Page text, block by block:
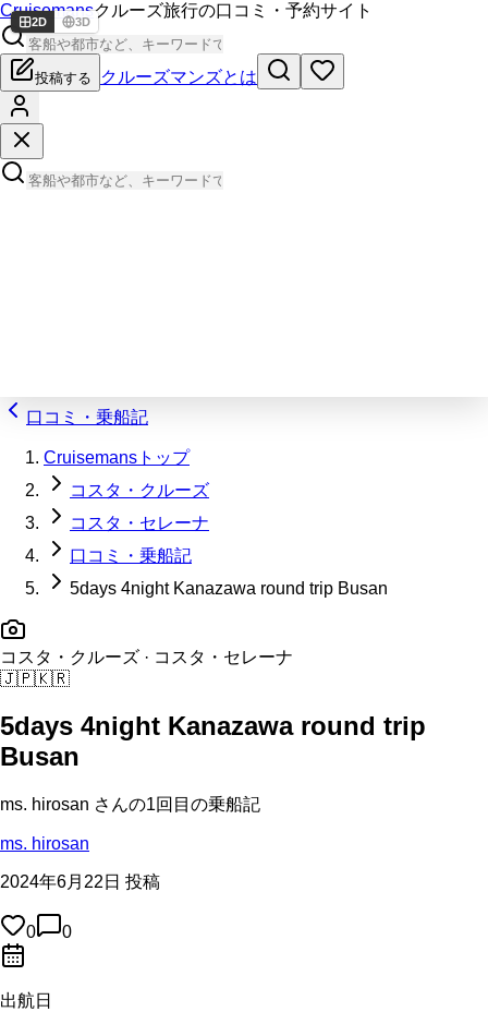
Cruisemansクルーズ旅行の口コミ・予約サイト
投稿する クルーズマンズとは
口コミ・乗船記
Cruisemansトップ
コスタ・クルーズ
コスタ・セレーナ
口コミ・乗船記
5days 4night Kanazawa round trip Busan
コスタ・クルーズ · コスタ・セレーナ
🇯🇵🇰🇷
5days 4night Kanazawa round trip
Busan
ms. hirosan さんの1回目の乗船記
ms. hirosan
2024年6月22日 投稿
0 0
出航日
2D 3D